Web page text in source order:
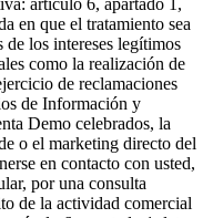
en que el tratamiento sea
de los intereses legítimos
como la realización de
de reclamaciones
de Información y
Demo celebrados, la
o el marketing directo del
en contacto con usted,
por una consulta
de la actividad comercial